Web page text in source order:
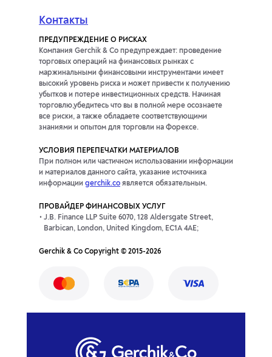
Контакты
ПРЕДУПРЕЖДЕНИЕ О РИСКАХ
Компания Gerchik & Co предупреждает: проведение
торговых операций на финансовых рынках с
маржинальными финансовыми инструментами имеет
высокий уровень риска и может привести к получению
убытков и потере инвестиционных средств. Начиная
торговлю,убедитесь что вы в полной мере осознаете
все риски, а также обладаете соответствующими
знаниями и опытом для торговли на Форексе.
УСЛОВИЯ ПЕРЕПЕЧАТКИ МАТЕРИАЛОВ
При полном или частичном использовании информации
и материалов данного сайта, указание источника
информации gerchik.co является обязательным.
ПРОВАЙДЕР ФИНАНСОВЫХ УСЛУГ
J.B. Finance LLP Suite 6070, 128 Aldersgate Street,
Barbican, London, United Kingdom, EC1A 4AE;
Gerchik & Co Copyright © 2015-2026